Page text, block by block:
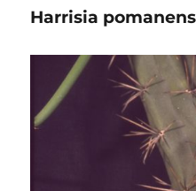
Harrisia